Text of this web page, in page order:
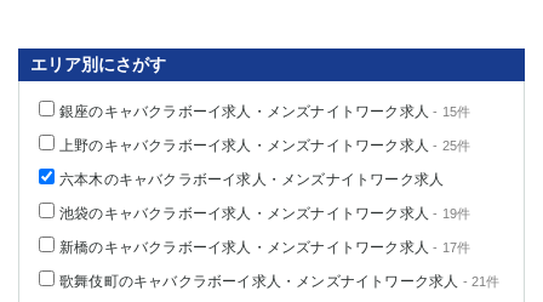
エリア別にさがす
銀座のキャバクラボーイ求人・メンズナイトワーク求人 - 15件
上野のキャバクラボーイ求人・メンズナイトワーク求人 - 25件
六本木のキャバクラボーイ求人・メンズナイトワーク求人
池袋のキャバクラボーイ求人・メンズナイトワーク求人 - 19件
新橋のキャバクラボーイ求人・メンズナイトワーク求人 - 17件
歌舞伎町のキャバクラボーイ求人・メンズナイトワーク求人 - 21件